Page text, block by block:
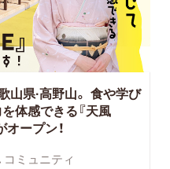
県·高野山。 食や学び
体感できる『天風
ープン！
コミュニティ